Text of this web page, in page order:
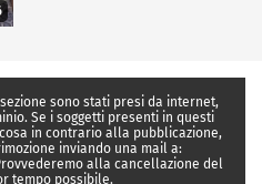
sono stati presi da internet,
Se i soggetti presenti in questi
in contrario alla pubblicazione,
inviando una mail a:
alla cancellazione del
tempo possibile.